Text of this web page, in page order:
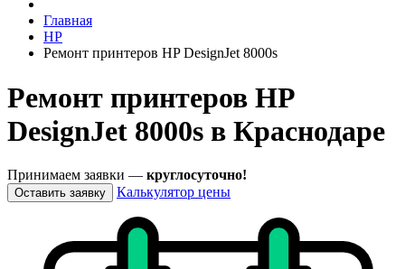
Главная
HP
Ремонт принтеров HP DesignJet 8000s
Ремонт принтеров HP
DesignJet 8000s в Краснодаре
Принимаем заявки — круглосуточно!
Оставить заявку Калькулятор цены